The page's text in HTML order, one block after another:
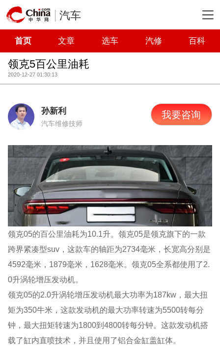
汽车
首页 文章 选车 汽修 百科
领克5百公里油耗
2020-12-27 01:30:13
孙新利
汽车维修技师
我要咨询
领克05的百公里油耗为10.1升。领克05是领克旗下的一款
跨界紧凑型suv，这款车的轴距为2734毫米，长宽高分别是
4592毫米，1879毫米，1628毫米。领克05全系都使用了2.
0升涡轮增压发动机。
领克05的2.0升涡轮增压发动机最大功率为187kw，最大扭
矩为350牛米，这款发动机的最大功率转速为5500转每分
钟，最大扭矩转速为1800到4800转每分钟。这款发动机搭
载了缸内直喷技术，并且使用了铝合金缸盖缸体。